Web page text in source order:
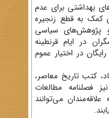
بهداشتی برای عدم
کووید 19 و برای کمک به قطع زنجیره
پژوهش‌های سیاسی
در ایام قرنطینه
در اختیار عموم
کتب تاریخ معاصر،
فصلنامه مطالعات
می‌توانند